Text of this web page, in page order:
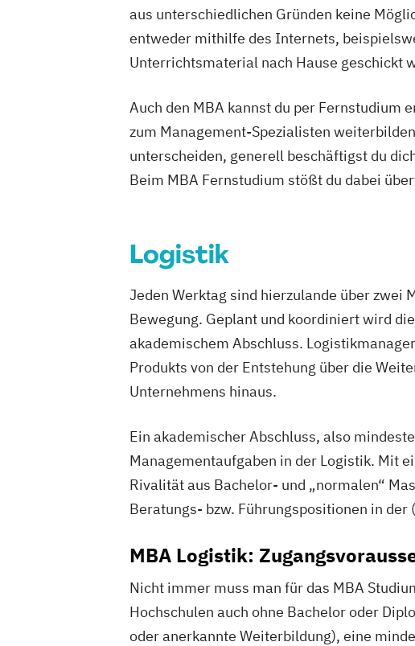
aus unterschiedlichen Gründen keine
entweder mithilfe des Internets,
Unterrichtsmaterial nach Hause geschickt
Auch den MBA kannst du per Fernstudium
zum Management-Spezialisten
unterscheiden, generell beschäftigst du
Beim MBA Fernstudium stößt du dabei
Logistik
Jeden Werktag sind hierzulande über zwei
Bewegung. Geplant und koordiniert wird
akademischem Abschluss.
Produkts von der Entstehung über die
Unternehmens hinaus.
Ein akademischer Abschluss, also
Managementaufgaben in der Logistik. Mit
Rivalität aus Bachelor- und „normalen“
Beratungs- bzw. Führungspositionen in
MBA Logistik:
Nicht immer muss man für das MBA
Hochschulen auch ohne Bachelor oder
oder anerkannte Weiterbildung), eine